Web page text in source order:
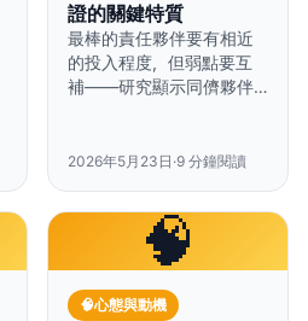
證的關鍵特質
最棒的責任夥伴要有相近
的投入程度，但弱點要互
補——研究顯示同儕夥伴
2026年5月23日 ·9 分鐘閱讀
🧠
🧠心態與動機